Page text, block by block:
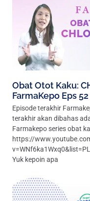
Obat Otot Kaku:
FarmaKepo Eps 52
Episode terakhir
terakhir akan dibahas
Farmakepo series obat
https://
Yuk kepoin apa